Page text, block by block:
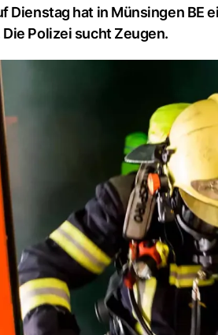
Dienstag hat in Münsingen BE
Polizei sucht Zeugen.